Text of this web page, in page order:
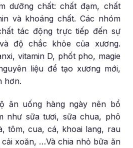
dưỡng chất: chất đạm, chất
và khoáng chất. Các nhóm
tác động trực tiếp đến sự
độ chắc khỏe của xương.
vitamin D, phốt pho, magie
liệu để tạo xương mới,
hơn.
ăn uống hàng ngày nên bổ
như sữa tươi, sữa chua, phô
tôm, cua, cá, khoai lang, rau
xoăn, …Và chia nhỏ bữa ăn